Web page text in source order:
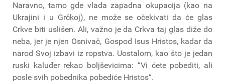
Naravno, tamo gde vlada zapadna okupacija (kao na
Ukrajini i u Grčkoj), ne može se očekivati da će glas
Crkve biti uslišen. Ali, važno je da Crkva taj glas diže do
neba, jer je njen Osnivač, Gospod Isus Hristos, kadar da
narod Svoj izbavi iz ropstva. Uostalom, kao što je jedan
ruski kaluđer rekao boljševicima: “Vi ćete pobediti, ali
posle svih pobednika pobediće Hristos“.